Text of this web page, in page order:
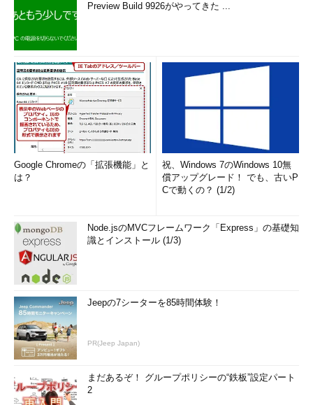
Preview Build 9926がやってきた ...
Google Chromeの「拡張機能」と
は？
祝、Windows 7のWindows 10無
償アップグレード！ でも、古いP
Cで動くの？ (1/2)
Node.jsのMVCフレームワーク「Express」の基礎知
識とインストール (1/3)
Jeepの7シーターを85時間体験！
PR(Jeep Japan)
まだあるぞ！ グループポリシーの“鉄板”設定パート
2